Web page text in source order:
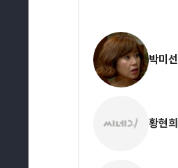
박미선
황현희